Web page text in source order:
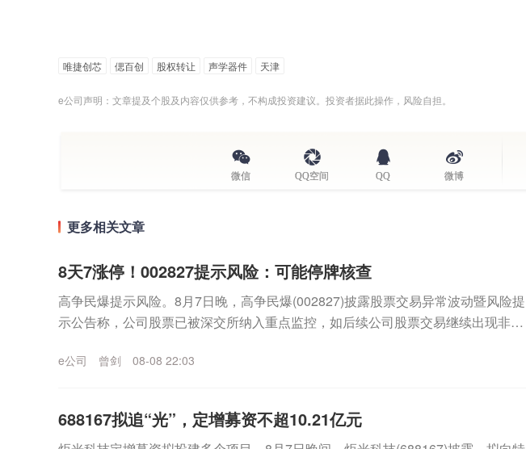
唯捷创芯 偲百创 股权转让 声学器件 天津
e公司声明：文章提及个股及内容仅供参考，不构成投资建议。投资者据此操作，风险自担。
微信 QQ空间 QQ 微博
更多相关文章
8天7涨停！002827提示风险：可能停牌核查
高争民爆提示风险。8月7日晚，高争民爆(002827)披露股票交易异常波动暨风险提
示公告称，公司股票已被深交所纳入重点监控，如后续公司股票交易继续出现非理
e公司 曾剑 08-08 22:03
688167拟追“光”，定增募资不超10.21亿元